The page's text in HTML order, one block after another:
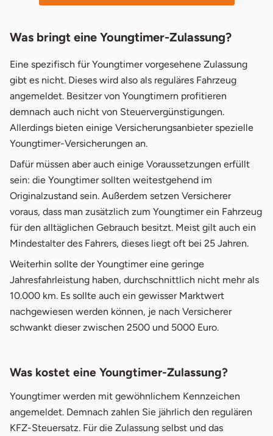
Was bringt eine Youngtimer-Zulassung?
Eine spezifisch für Youngtimer vorgesehene Zulassung
gibt es nicht. Dieses wird also als reguläres Fahrzeug
angemeldet. Besitzer von Youngtimern profitieren
demnach auch nicht von Steuervergünstigungen.
Allerdings bieten einige Versicherungsanbieter spezielle
Youngtimer-Versicherungen an.
Dafür müssen aber auch einige Voraussetzungen erfüllt
sein: die Youngtimer sollten weitestgehend im
Originalzustand sein. Außerdem setzen Versicherer
voraus, dass man zusätzlich zum Youngtimer ein Fahrzeug
für den alltäglichen Gebrauch besitzt. Meist gilt auch ein
Mindestalter des Fahrers, dieses liegt oft bei 25 Jahren.
Weiterhin sollte der Youngtimer eine geringe
Jahresfahrleistung haben, durchschnittlich nicht mehr als
10.000 km. Es sollte auch ein gewisser Marktwert
nachgewiesen werden können, je nach Versicherer
schwankt dieser zwischen 2500 und 5000 Euro.
Was kostet eine Youngtimer-Zulassung?
Youngtimer werden mit gewöhnlichem Kennzeichen
angemeldet. Demnach zahlen Sie jährlich den regulären
KFZ-Steuersatz. Für die Zulassung selbst und das